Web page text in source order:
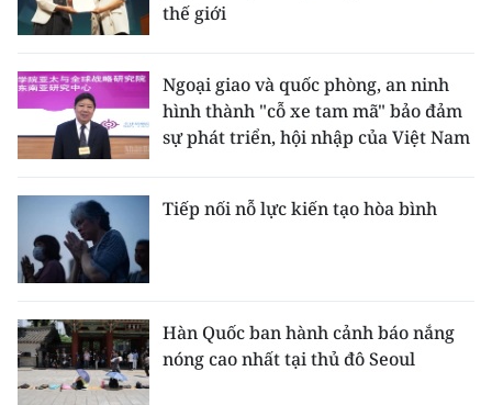
thế giới
Ngoại giao và quốc phòng, an ninh
hình thành "cỗ xe tam mã" bảo đảm
sự phát triển, hội nhập của Việt Nam
Tiếp nối nỗ lực kiến tạo hòa bình
Hàn Quốc ban hành cảnh báo nắng
nóng cao nhất tại thủ đô Seoul